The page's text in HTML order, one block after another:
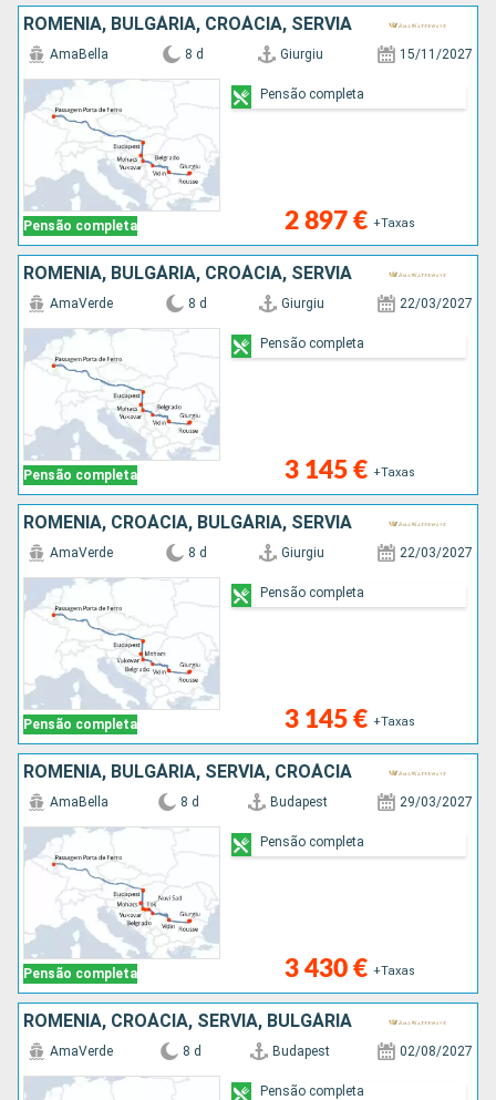
ROMÊNIA, BULGÁRIA, CROÁCIA, SÉRVIA
Pensão completa
AmaBella 8 d Giurgiu 15/11/2027
2 897 € +Taxas
Pensão completa
ROMÊNIA, BULGÁRIA, CROÁCIA, SÉRVIA
Pensão completa
AmaVerde 8 d Giurgiu 22/03/2027
3 145 € +Taxas
Pensão completa
ROMÊNIA, CROÁCIA, BULGÁRIA, SÉRVIA
Pensão completa
AmaVerde 8 d Giurgiu 22/03/2027
3 145 € +Taxas
Pensão completa
ROMÊNIA, BULGÁRIA, SÉRVIA, CROÁCIA
Pensão completa
AmaBella 8 d Budapest 29/03/2027
3 430 € +Taxas
Pensão completa
ROMÊNIA, CROÁCIA, SÉRVIA, BULGÁRIA
AmaVerde 8 d Budapest 02/08/2027
Pensão completa